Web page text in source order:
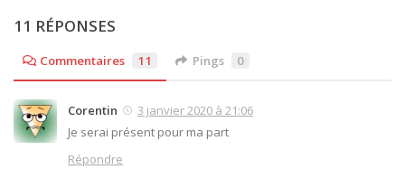
11 RÉPONSES
Commentaires 11 Pings 0
Corentin
3 janvier 2020 à 21:06
Je serai présent pour ma part
Répondre